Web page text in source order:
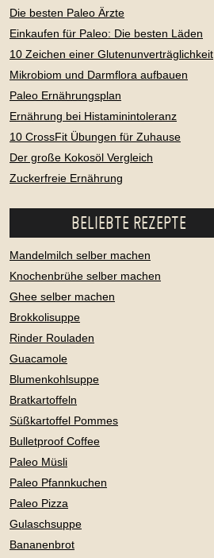
Die besten Paleo Ärzte
Einkaufen für Paleo: Die besten Läden
10 Zeichen einer Glutenunverträglichkeit
Mikrobiom und Darmflora aufbauen
Paleo Ernährungsplan
Ernährung bei Histaminintoleranz
10 CrossFit Übungen für Zuhause
Der große Kokosöl Vergleich
Zuckerfreie Ernährung
BELIEBTE REZEPTE
Mandelmilch selber machen
Knochenbrühe selber machen
Ghee selber machen
Brokkolisuppe
Rinder Rouladen
Guacamole
Blumenkohlsuppe
Bratkartoffeln
Süßkartoffel Pommes
Bulletproof Coffee
Paleo Müsli
Paleo Pfannkuchen
Paleo Pizza
Gulaschsuppe
Bananenbrot